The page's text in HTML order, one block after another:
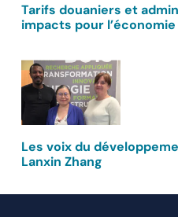
Tarifs douaniers et
impacts pour
Les voix du
Lanxin Zhang